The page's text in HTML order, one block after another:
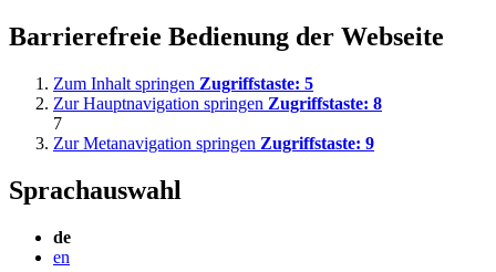
Barrierefreie Bedienung der Webseite
Zum Inhalt springen Zugriffstaste: 5
Zur Hauptnavigation springen Zugriffstaste: 8
7
Zur Metanavigation springen Zugriffstaste: 9
Sprachauswahl
de
en